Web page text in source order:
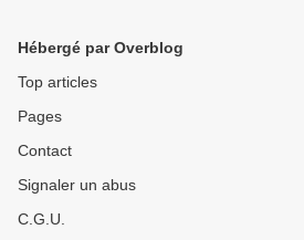
Hébergé par Overblog
Top articles
Pages
Contact
Signaler un abus
C.G.U.